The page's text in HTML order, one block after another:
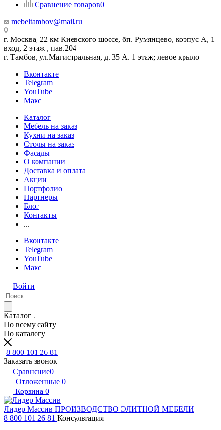
Сравнение товаров0
mebeltambov@mail.ru
г. Москва, 22 км Киевского шоссе, бп. Румянцево, корпус А, 1
вход, 2 этаж , пав.204
г. Тамбов, ул.Магистральная, д. 35 А. 1 этаж; левое крыло
Вконтакте
Telegram
YouTube
Макс
Каталог
Мебель на заказ
Кухни на заказ
Столы на заказ
Фасады
О компании
Доставка и оплата
Акции
Портфолио
Партнеры
Блог
Контакты
...
Вконтакте
Telegram
YouTube
Макс
Войти
Каталог
По всему сайту
По каталогу
8 800 101 26 81
Заказать звонок
Сравнение0
Отложенные 0
Корзина 0
Лидер Массив ПРОИЗВОДСТВО ЭЛИТНОЙ МЕБЕЛИ
8 800 101 26 81 Консультация